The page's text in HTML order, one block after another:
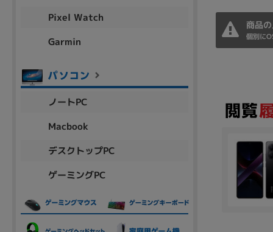
商品
個別に
Pixel Watch
Garmin
ノートPC
Macbook
デスクトップPC
ゲーミングPC
容量
~
円 ～